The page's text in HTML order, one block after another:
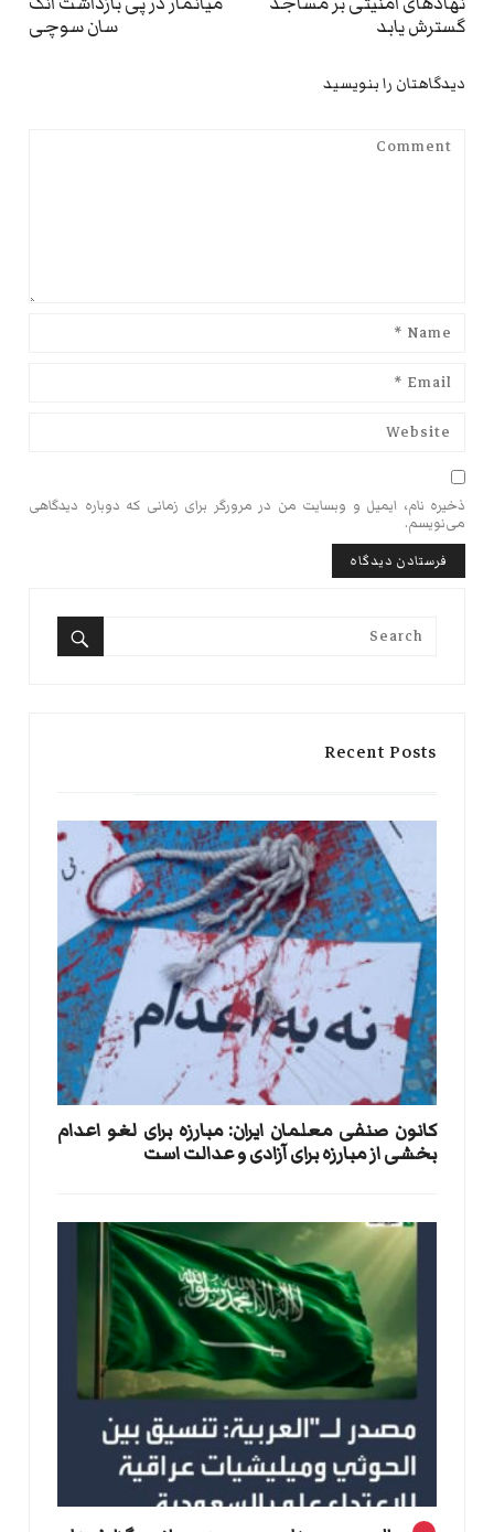
post:
گسترش یابد
سان سوچی
دیدگاهتان را بنویسید
ذخیره نام، ایمیل و وبسایت من در مرورگر برای زمانی که دوباره دیدگاهی
می‌نویسم.
Search
Recent Posts
کانون صنفی معلمان ایران: مبارزه برای لغو اعدام
بخشی از مبارزه برای آزادی و عدالت است